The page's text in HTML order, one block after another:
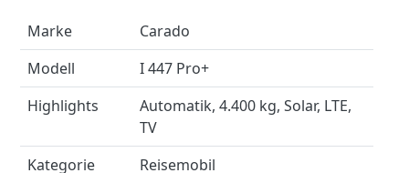
Marke
Carado
Modell
I 447 Pro+
Highlights
Automatik, 4.400 kg, Solar, LTE,
TV
Kategorie
Reisemobil